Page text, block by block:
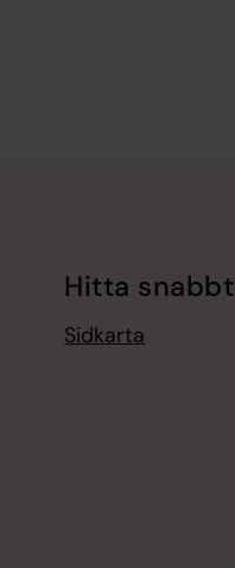
Hitta snabbt
Sidkarta